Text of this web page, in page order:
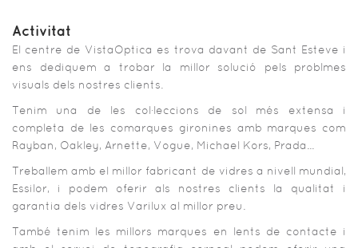
Activitat
El centre de VistaOptica es trova davant de Sant Esteve i
ens dediquem a trobar la millor solució pels problmes
visuals dels nostres clients.
Tenim una de les col·leccions de sol més extensa i
completa de les comarques gironines amb marques com
Rayban, Oakley, Arnette, Vogue, Michael Kors, Prada...
Treballem amb el millor fabricant de vidres a nivell mundial,
Essilor, i podem oferir als nostres clients la qualitat i
garantia dels vidres Varilux al millor preu.
També tenim les millors marques en lents de contacte i